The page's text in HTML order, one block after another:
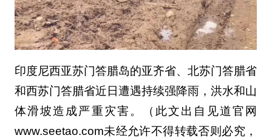
印度尼西亚苏门答腊岛的亚齐省、北苏门答腊省
和西苏门答腊省近日遭遇持续强降雨，洪水和山
体滑坡造成严重灾害。（此文出自见道官网
www.seetao.com未经允许不得转载否则必究，